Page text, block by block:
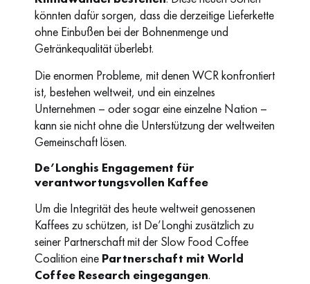
könnten dafür sorgen, dass die derzeitige Lieferkette
ohne Einbußen bei der Bohnenmenge und
Getränkequalität überlebt.
Die enormen Probleme, mit denen WCR konfrontiert
ist, bestehen weltweit, und ein einzelnes
Unternehmen – oder sogar eine einzelne Nation –
kann sie nicht ohne die Unterstützung der weltweiten
Gemeinschaft lösen.
De’Longhis Engagement für
verantwortungsvollen Kaffee
Um die Integrität des heute weltweit genossenen
Kaffees zu schützen, ist De’Longhi zusätzlich zu
seiner Partnerschaft mit der Slow Food Coffee
Coalition eine Partnerschaft mit World
Coffee Research eingegangen.